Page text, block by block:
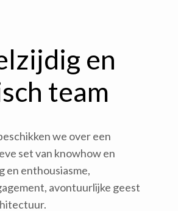
en
team
we over een
set van knowhow en
en enthousiasme,
avontuurlijke geest